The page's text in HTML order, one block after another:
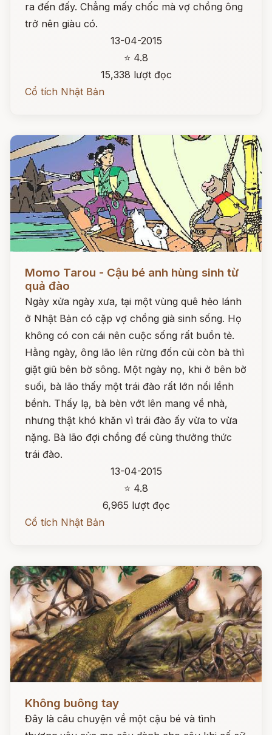
ra đến đấy. Chẳng mấy chốc mà vợ chồng ông
trở nên giàu có.
13-04-2015
⭐ 4.8
15,338 lượt đọc
Cổ tích Nhật Bản
Momo Tarou - Cậu bé anh hùng sinh từ
quả đào
Ngày xửa ngày xưa, tại một vùng quê hẻo lánh
ở Nhật Bản có cặp vợ chồng già sinh sống. Họ
không có con cái nên cuộc sống rất buồn tẻ.
Hằng ngày, ông lão lên rừng đốn củi còn bà thì
giặt giũ bên bờ sông. Một ngày nọ, khi ở bên bờ
suối, bà lão thấy một trái đào rất lớn nổi lềnh
bềnh. Thấy lạ, bà bèn vớt lên mang về nhà,
nhưng thật khó khăn vì trái đào ấy vừa to vừa
nặng. Bà lão đợi chồng để cùng thưởng thức
trái đào.
13-04-2015
⭐ 4.8
6,965 lượt đọc
Cổ tích Nhật Bản
Không buông tay
Đây là câu chuyện về một cậu bé và tình